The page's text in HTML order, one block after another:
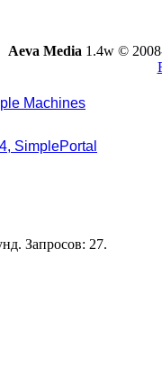
Aeva Media 1.4w ©
Machines
SimplePortal
Запросов: 27.